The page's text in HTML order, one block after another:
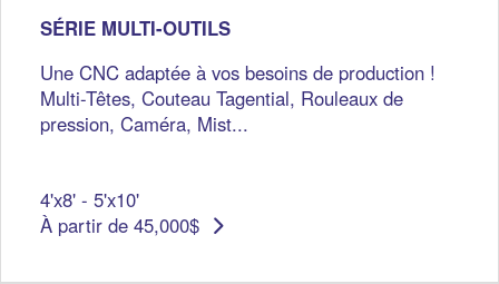
SÉRIE MULTI-OUTILS
Une CNC adaptée à vos besoins de production !
Multi-Têtes, Couteau Tagential, Rouleaux de
pression, Caméra, Mist...
4'x8' - 5'x10'
À partir de 45,000$